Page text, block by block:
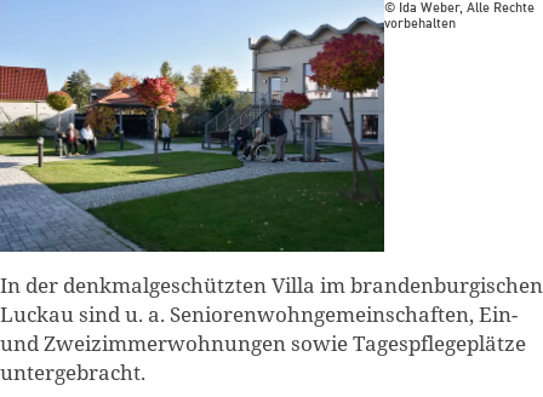
© Ida Weber, Alle Rechte
vorbehalten
In der denkmalgeschützten Villa im brandenburgischen
Luckau sind u. a. Seniorenwohngemeinschaften, Ein-
und Zweizimmerwohnungen sowie Tagespflegeplätze
untergebracht.